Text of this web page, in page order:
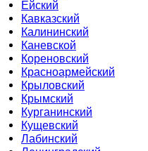
Ейский
Кавказский
Калининский
Каневской
Кореновский
Красноармейский
Крыловский
Крымский
Курганинский
Кущевский
Лабинский